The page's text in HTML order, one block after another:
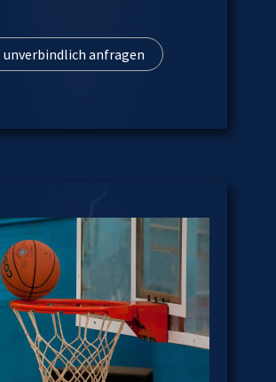
unverbindlich anfragen